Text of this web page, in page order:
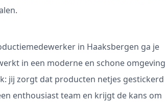
in Haaksbergen ga je
in een moderne en schone omgeving
jij zorgt dat producten netjes gestickerd
enthousiast team en krijgt de kans om